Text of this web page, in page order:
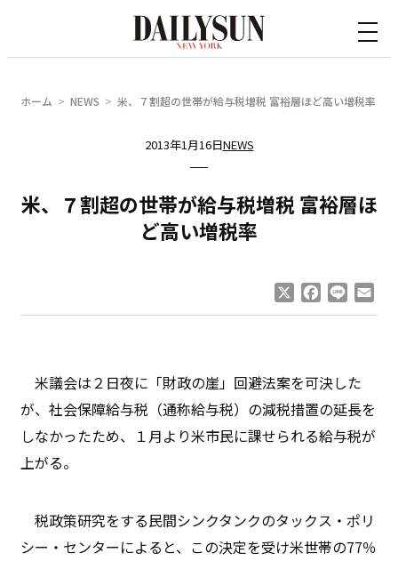
ホーム NEWS 米、７割超の世帯が給与税増税 富裕層ほど高い増税率
2013年1月16日NEWS
米、７割超の世帯が給与税増税 富裕層ほ
ど高い増税率
Facebook
Line
米議会は２日夜に「財政の崖」回避法案を可決した
が、社会保障給与税（通称給与税）の減税措置の延長を
しなかったため、１月より米市民に課せられる給与税が
上がる。
税政策研究をする民間シンクタンクのタックス・ポリ
シー・センターによると、この決定を受け米世帯の77％